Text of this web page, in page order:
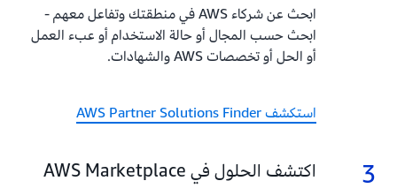
ابحث عن شركاء AWS في منطقتك وتفاعل معهم -
ابحث حسب المجال أو حالة الاستخدام أو عبء العمل
أو الحل أو تخصصات AWS والشهادات.
استكشف AWS Partner Solutions Finder
3
3.
اكتشف الحلول في AWS Marketplace